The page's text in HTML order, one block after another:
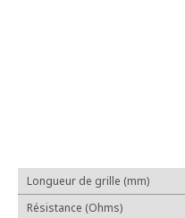
Longueur de grille (mm)
Résistance (Ohms)